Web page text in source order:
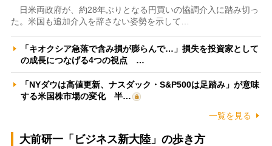
日米両政府が、約28年ぶりとなる円買いの協調介入に踏み切っ
た。米国も追加介入を辞さない姿勢を示して…
「キオクシア急落で含み損が膨らんで…」損失を投資家として
の成長につなげる4つの視点 …
「NYダウは高値更新、ナスダック・S&P500は足踏み」が意味
する米国株市場の変化 半…
一覧を見る
大前研一「ビジネス新大陸」の歩き方